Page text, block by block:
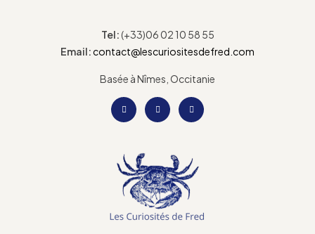
Tel:(+33)06 02 10 58 55
Email:contact@lescuriositesdefred.com
Basée à Nîmes, Occitanie